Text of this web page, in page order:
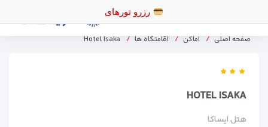
رز
صفحه اصلی اماکن اقامتگاه ها Hotel Isaka
HOTEL ISAKA
هتل ایساکا